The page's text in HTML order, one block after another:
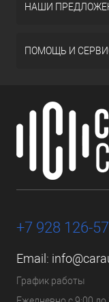
НАШИ
ПОМОЩЬ И
+7 928 126-
Email:
График работы